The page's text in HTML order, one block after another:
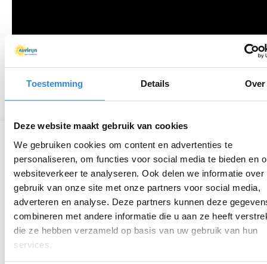
Toestemming Details Over
Deze website maakt gebruik van cookies
We gebruiken cookies om content en advertenties te
personaliseren, om functies voor social media te bieden en
websiteverkeer te analyseren. Ook delen we informatie over
gebruik van onze site met onze partners voor social media,
adverteren en analyse. Deze partners kunnen deze
combineren met andere informatie die u aan ze heeft
die ze hebben verzameld op basis van uw gebruik van hun
services.
Algemeen
Missie en kernwaarden
Raad van Toezicht
Organogram